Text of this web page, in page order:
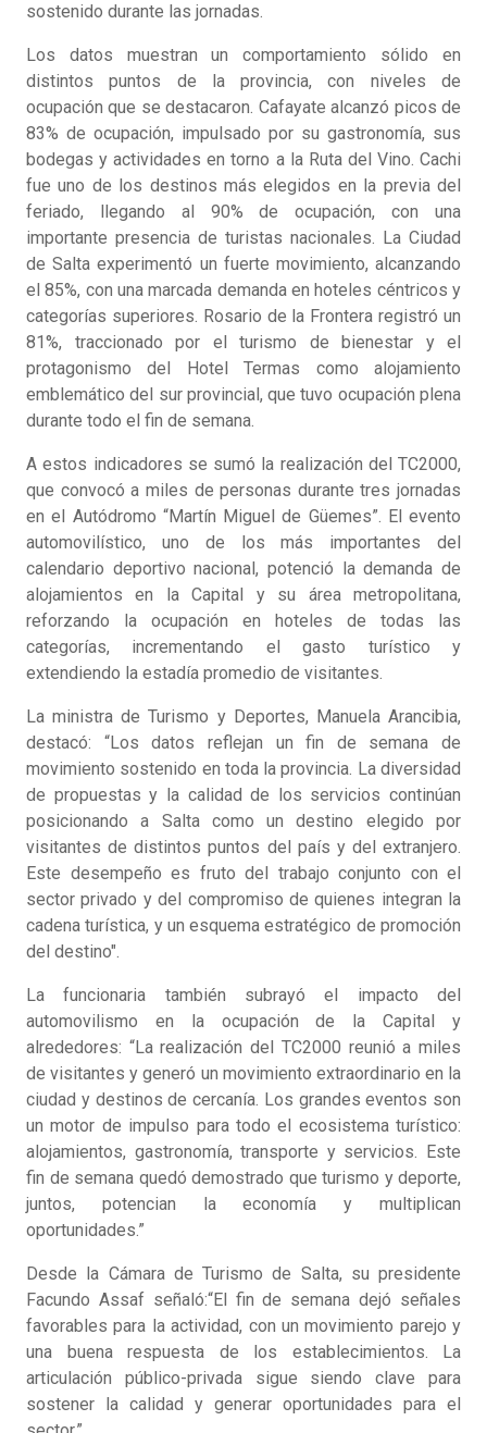
sostenido durante las jornadas.
Los datos muestran un comportamiento sólido en
distintos puntos de la provincia, con niveles de
ocupación que se destacaron. Cafayate alcanzó picos de
83% de ocupación, impulsado por su gastronomía, sus
bodegas y actividades en torno a la Ruta del Vino. Cachi
fue uno de los destinos más elegidos en la previa del
feriado, llegando al 90% de ocupación, con una
importante presencia de turistas nacionales. La Ciudad
de Salta experimentó un fuerte movimiento, alcanzando
el 85%, con una marcada demanda en hoteles céntricos y
categorías superiores. Rosario de la Frontera registró un
81%, traccionado por el turismo de bienestar y el
protagonismo del Hotel Termas como alojamiento
emblemático del sur provincial, que tuvo ocupación plena
durante todo el fin de semana.
A estos indicadores se sumó la realización del TC2000,
que convocó a miles de personas durante tres jornadas
en el Autódromo “Martín Miguel de Güemes”. El evento
automovilístico, uno de los más importantes del
calendario deportivo nacional, potenció la demanda de
alojamientos en la Capital y su área metropolitana,
reforzando la ocupación en hoteles de todas las
categorías, incrementando el gasto turístico y
extendiendo la estadía promedio de visitantes.
La ministra de Turismo y Deportes, Manuela Arancibia,
destacó: “Los datos reflejan un fin de semana de
movimiento sostenido en toda la provincia. La diversidad
de propuestas y la calidad de los servicios continúan
posicionando a Salta como un destino elegido por
visitantes de distintos puntos del país y del extranjero.
Este desempeño es fruto del trabajo conjunto con el
sector privado y del compromiso de quienes integran la
cadena turística, y un esquema estratégico de promoción
del destino".
La funcionaria también subrayó el impacto del
automovilismo en la ocupación de la Capital y
alrededores: “La realización del TC2000 reunió a miles
de visitantes y generó un movimiento extraordinario en la
ciudad y destinos de cercanía. Los grandes eventos son
un motor de impulso para todo el ecosistema turístico:
alojamientos, gastronomía, transporte y servicios. Este
fin de semana quedó demostrado que turismo y deporte,
juntos, potencian la economía y multiplican
oportunidades.”
Desde la Cámara de Turismo de Salta, su presidente
Facundo Assaf señaló:“El fin de semana dejó señales
favorables para la actividad, con un movimiento parejo y
una buena respuesta de los establecimientos. La
articulación público-privada sigue siendo clave para
sostener la calidad y generar oportunidades para el